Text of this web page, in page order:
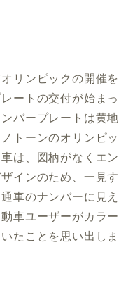
リンピックの開催を
ートの交付が始まっ
バープレートは黄地
トーンのオリンピッ
は、図柄がなくエン
インのため、一見す
車のナンバーに見え
車ユーザーがカラー
たことを思い出しま